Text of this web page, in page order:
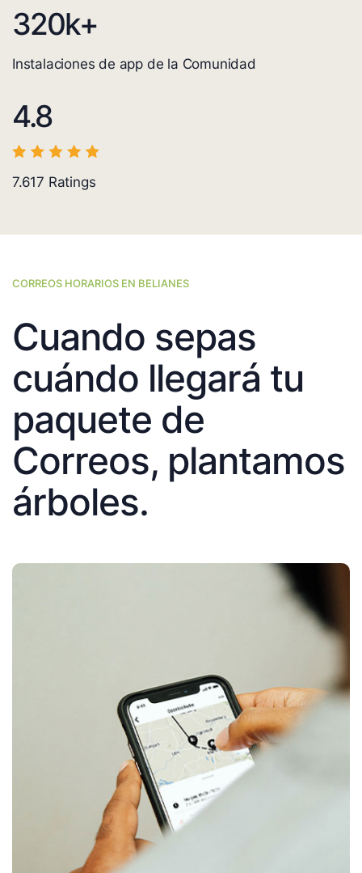
320k+
Instalaciones de app de la Comunidad
4.8
7.617 Ratings
CORREOS HORARIOS EN BELIANES
Cuando sepas
cuándo llegará tu
paquete de
Correos, plantamos
árboles.